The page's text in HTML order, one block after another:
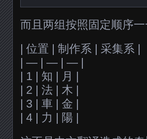
而且两组按照固定顺序一
| 位置 | 制作系 | 采集系 |
| — | — | — |
| 1 | 知 | 月 |
| 2 | 法 | 木 |
| 3 | 車 | 金 |
| 4 | 力 | 陽 |